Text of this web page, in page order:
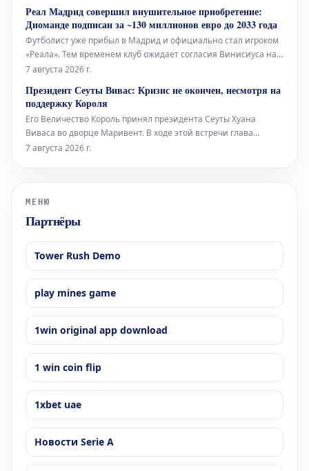
недавнем репортаже о последних исполнениях работ Оно,
включая знаменитую «
Реал Мадрид совершил внушительное приобретение:
Диоманде подписан за ~130 миллионов евро до 2033 года
Футболист уже прибыл в Мадрид и официально стал игроком
«Реала». Тем временем клуб ожидает согласия Винисиуса на
продление контракта, а также приход Родри привносит новые
7 августа 2026 г.
Президент Сеуты Вивас: Кризис не окончен, несмотря на
поддержку Короля
Его Величество Король принял президента Сеуты Хуана
Виваса во дворце Маривент. В ходе этой встречи глава
автономного города выразил надежду на скорый
7 августа 2026 г.
МЕНЮ
Партнёры
Tower Rush Demo
play mines game
1win original app download
1 win coin flip
1xbet uae
Новости Serie A